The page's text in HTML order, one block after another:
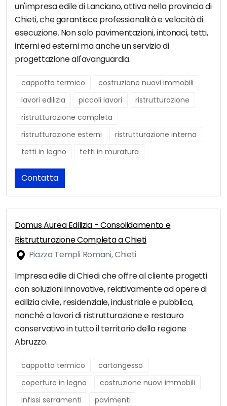
un'impresa edile di Lanciano, attiva nella provincia di
Chieti, che garantisce professionalità e velocità di
esecuzione. Non solo pavimentazioni, intonaci, tetti,
interni ed esterni ma anche un servizio di
progettazione all'avanguardia.
cappotto termico
costruzione nuovi immobili
lavori edilizia
piccoli lavori
ristrutturazione
ristrutturazione completa
ristrutturazione esterni
ristrutturazione interna
tetti in legno
tetti in muratura
Contatta
Domus Aurea Edilizia - Consolidamento e
Ristrutturazione Completa a Chieti
Piazza Templi Romani, Chieti
Impresa edile di Chiedi che offre al cliente progetti
con soluzioni innovative, relativamente ad opere di
edilizia civile, residenziale, industriale e pubblica,
nonché a lavori di ristrutturazione e restauro
conservativo in tutto il territorio della regione
Abruzzo.
cappotto termico
cartongesso
coperture in legno
costruzione nuovi immobili
infissi serramenti
pavimenti